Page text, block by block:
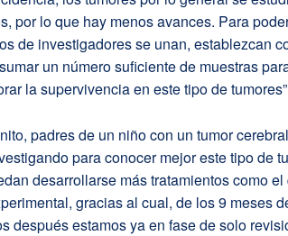
por lo que hay menos avances. Para
de investigadores se unan, establezcan
un número suficiente de muestras
la supervivencia en este tipo de tumores”
padres de un niño con un tumor
para conocer mejor este tipo de
desarrollarse más tratamientos como
gracias al cual, de los 9 meses
después estamos ya en fase de solo